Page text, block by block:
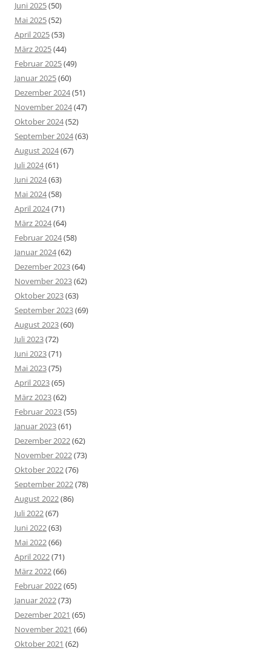
Juni 2025(50)
Mai 2025(52)
April 2025(53)
März 2025(44)
Februar 2025(49)
Januar 2025(60)
Dezember 2024(51)
November 2024(47)
Oktober 2024(52)
September 2024(63)
August 2024(67)
Juli 2024(61)
Juni 2024(63)
Mai 2024(58)
April 2024(71)
März 2024(64)
Februar 2024(58)
Januar 2024(62)
Dezember 2023(64)
November 2023(62)
Oktober 2023(63)
September 2023(69)
August 2023(60)
Juli 2023(72)
Juni 2023(71)
Mai 2023(75)
April 2023(65)
März 2023(62)
Februar 2023(55)
Januar 2023(61)
Dezember 2022(62)
November 2022(73)
Oktober 2022(76)
September 2022(78)
August 2022(86)
Juli 2022(67)
Juni 2022(63)
Mai 2022(66)
April 2022(71)
März 2022(66)
Februar 2022(65)
Januar 2022(73)
Dezember 2021 (65)
November 2021 (66)
Oktober 2021 (62)